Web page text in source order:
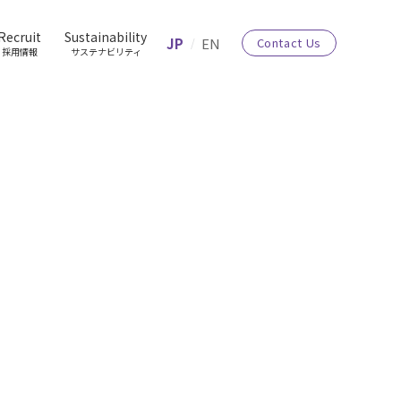
採用情報
Sustainability
サステナビリティ JP EN Contact Us